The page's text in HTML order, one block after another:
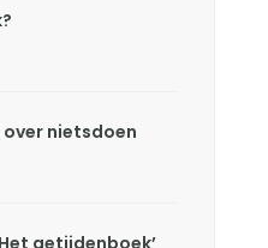
over nietsdoen